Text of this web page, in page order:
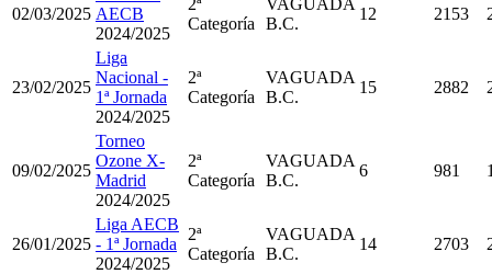
02/03/2025 AECB
2024/2025
2ª
Categoría
VAGUADA
B.C.
12 2153
23/02/2025
Liga
Nacional -
1ª Jornada
2024/2025
2ª
Categoría
VAGUADA
B.C.
15 2882
09/02/2025
Torneo
Ozone X-
Madrid
2024/2025
2ª
Categoría
VAGUADA
B.C.
6 981
26/01/2025
Liga AECB
- 1ª Jornada
2024/2025
2ª
Categoría
VAGUADA
B.C.
14 2703